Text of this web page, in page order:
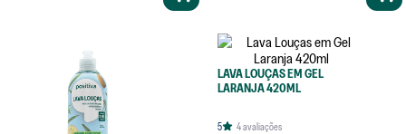
LAVA LOUÇAS EM GEL
LARANJA 420ML
5 4avaliações